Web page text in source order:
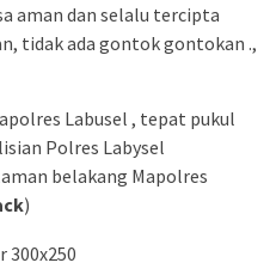
aman dan selalu tercipta
tidak ada gontok gontokan .,
Labusel , tepat pukul
Polres Labysel
belakang Mapolres
)